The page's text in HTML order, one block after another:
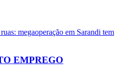
EMPREGO